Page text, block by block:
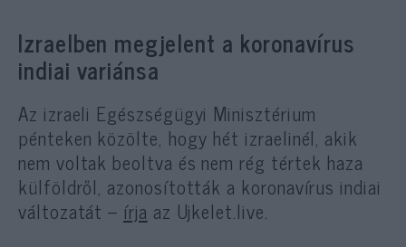
Izraelben megjelent a koronavírus
indiai variánsa
Az izraeli Egészségügyi Minisztérium
pénteken közölte, hogy hét izraelinél, akik
nem voltak beoltva és nem rég tértek haza
külföldről, azonosították a koronavírus indiai
változatát – írja az Ujkelet.live.